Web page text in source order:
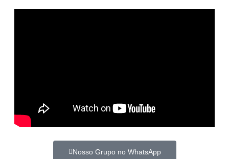
Nosso Grupo no WhatsApp